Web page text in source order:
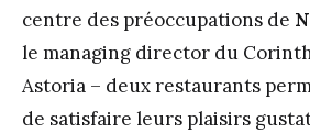
centre des préoccupations de
le managing director du
Astoria – deux restaurants
de satisfaire leurs plaisirs